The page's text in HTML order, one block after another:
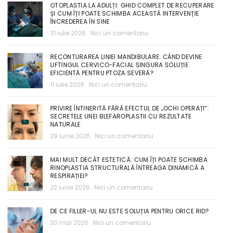
OTOPLASTIA LA ADULȚI: GHID COMPLET DE RECUPERARE
ȘI CUM ÎȚI POATE SCHIMBA ACEASTĂ INTERVENȚIE
ÎNCREDEREA ÎN SINE
31 iulie 2026
Nici un comentariu
RECONTURAREA LINIEI MANDIBULARE: CÂND DEVINE
LIFTINGUL CERVICO-FACIAL SINGURA SOLUȚIE
EFICIENTĂ PENTRU PTOZA SEVERĂ?
11 iulie 2026
Nici un comentariu
PRIVIRE ÎNTINERITĂ FĂRĂ EFECTUL DE „OCHI OPERAȚI”:
SECRETELE UNEI BLEFAROPLASTII CU REZULTATE
NATURALE
29 iunie 2026
Nici un comentariu
MAI MULT DECÂT ESTETICĂ: CUM ÎȚI POATE SCHIMBA
RINOPLASTIA STRUCTURALĂ ÎNTREAGA DINAMICĂ A
RESPIRAȚIEI?
22 iunie 2026
Nici un comentariu
DE CE FILLER-UL NU ESTE SOLUȚIA PENTRU ORICE RID?
30 mai 2026
Nici un comentariu